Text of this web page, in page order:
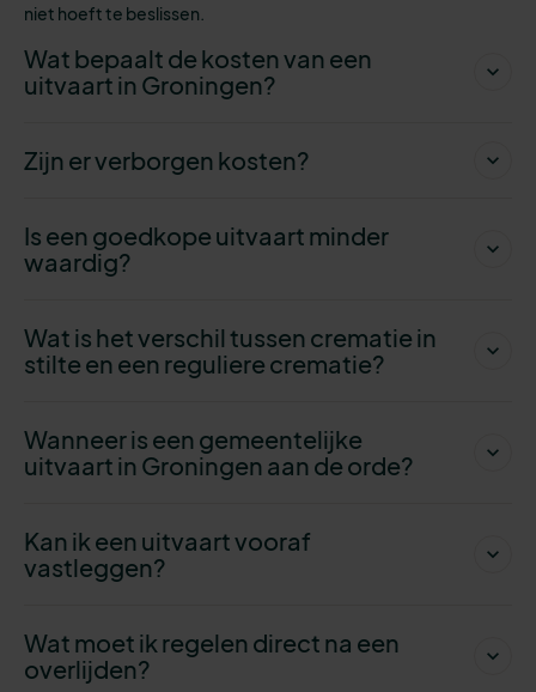
niet hoeft te beslissen.
Wat bepaalt de kosten van een
uitvaart in Groningen?
Zijn er verborgen kosten?
Is een goedkope uitvaart minder
waardig?
Wat is het verschil tussen crematie in
stilte en een reguliere crematie?
Wanneer is een gemeentelijke
uitvaart in Groningen aan de orde?
Kan ik een uitvaart vooraf
vastleggen?
Wat moet ik regelen direct na een
overlijden?